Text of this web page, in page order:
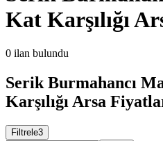
Kat Karşılığı
0 ilan bulundu
Serik Burmahancı
Karşılığı Arsa
Filtrele3